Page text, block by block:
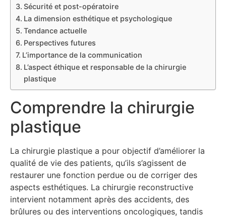
Sécurité et post-opératoire
La dimension esthétique et psychologique
Tendance actuelle
Perspectives futures
L’importance de la communication
L’aspect éthique et responsable de la chirurgie
plastique
Comprendre la chirurgie
plastique
La chirurgie plastique a pour objectif d’améliorer la
qualité de vie des patients, qu’ils s’agissent de
restaurer une fonction perdue ou de corriger des
aspects esthétiques. La chirurgie reconstructive
intervient notamment après des accidents, des
brûlures ou des interventions oncologiques, tandis